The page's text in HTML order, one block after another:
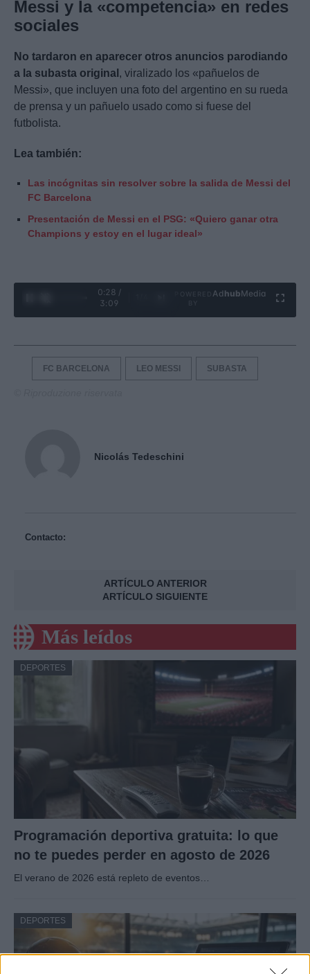
Messi y la «competencia» en redes
sociales
No tardaron en aparecer otros anuncios parodiando
a la subasta original , viralizado los «pañuelos de
Messi», que incluyen una foto del argentino en su rueda
de prensa y un pañuelo usado como si fuese del
futbolista.
Lea también:
Las incógnitas sin resolver sobre la salida de Messi del
FC Barcelona
Presentación de Messi en el PSG: «Quiero ganar otra
Champions y estoy en el lugar ideal»
0:29 /
3:09
Ad hubMedia
FC BARCELONA LEO MESSI SUBASTA
Nicolás Tedeschini
Contacto:
ARTÍCULO ANTERIOR
ARTÍCULO SIGUIENTE
Más leídos
DEPORTES
Programación deportiva gratuita: lo que
no te puedes perder en agosto de 2026
El verano de 2026 está repleto de eventos…
DEPORTES